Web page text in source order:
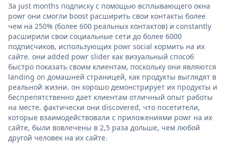
За just months подписку с помощью всплывающего окна
powr они смогли boost расширить свои контакты более
чем на 250% (более 600 реальных контактов) и constantly
расширили свои социальные сети до более 6000
подписчиков, использующих powr social кормить на их
сайте. они added powr slider как визуальный способ
быстро показать своим клиентам, поскольку они являются
landing on домашней страницей, как продукты выглядят в
реальной жизни. он хорошо демонстрирует их продукты и
беспрепятственно дает клиентам отличный опыт работы
на месте. фактически они discovered, что посетители,
которые взаимодействовали с приложениями powr на их
сайте, были вовлечены в 2,5 раза дольше, чем любой
другой человек на их сайте.